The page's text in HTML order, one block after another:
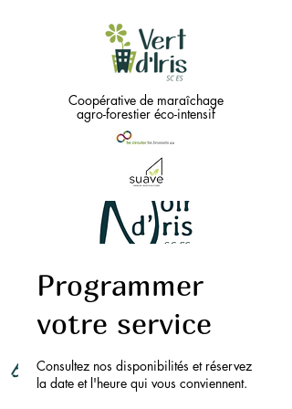
Coopérative de maraîchage
agro-forestier éco-intensif
Green
needs ...
Black !!
Programmer
votre service
Consultez nos disponibilités et réservez
la date et l'heure qui vous conviennent.